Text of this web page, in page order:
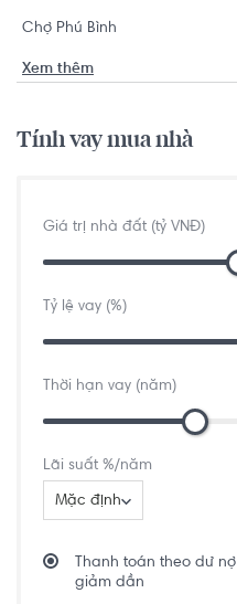
Chợ Phú Bình
Xem thêm
Tính vay mua nhà
Giá trị nhà đất (tỷ VNĐ)
Tỷ lệ vay (%)
Thời hạn vay (năm)
Lãi suất %/năm
Mặc định
Thanh toán theo dư nợ
giảm dần